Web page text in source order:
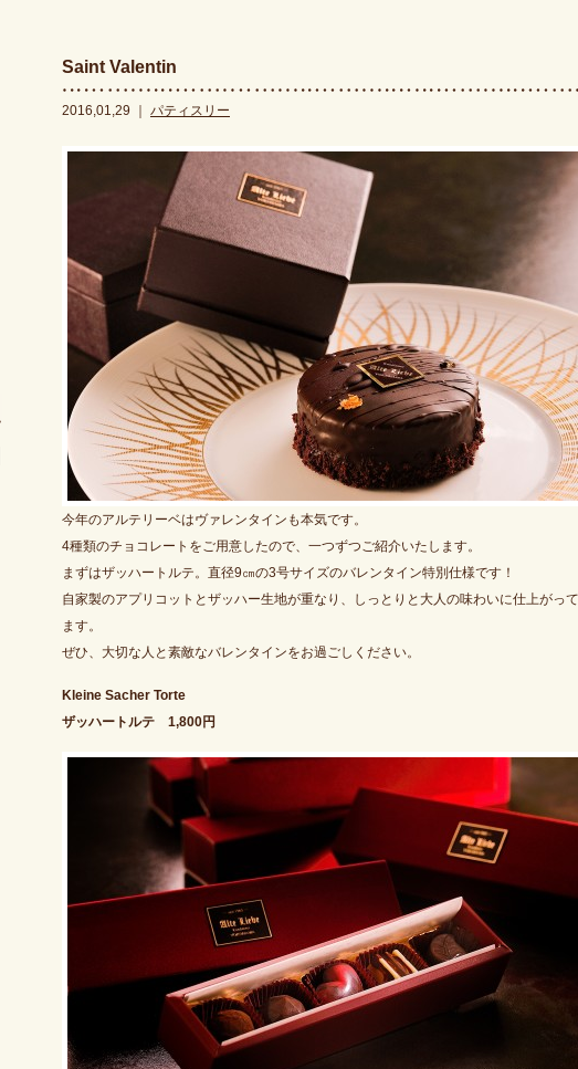
Saint Valentin
2016,01,29 ｜ パティスリー
今年のアルテリーベはヴァレンタインも本気です。
4種類のチョコレートをご用意したので、一つずつご紹介いたします。
まずはザッハートルテ。直径9㎝の3号サイズのバレンタイン特別仕様です！
自家製のアプリコットとザッハー生地が重なり、しっとりと大人の味わいに仕上がっ
ます。
ぜひ、大切な人と素敵なバレンタインをお過ごしください。
Kleine Sacher Torte
ザッハートルテ 1,800円